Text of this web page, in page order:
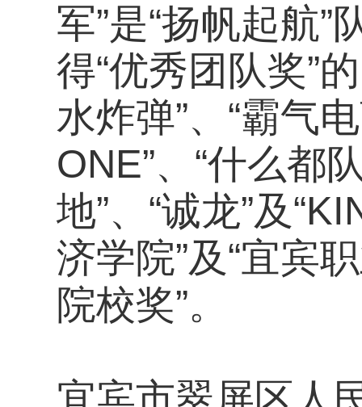
军”是“扬帆起航”
得“优秀团队奖”
水炸弹”、“霸气
ONE”、“什么都
地”、“诚龙”及
济学院”及“宜宾
院校奖”。
宜宾市翠屏区人